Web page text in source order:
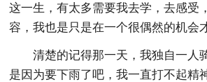
这一生，有太多需要我去学，去感受
容，我也是只是在一个很偶然的机会
清楚的记得那一天，我独自一人
是因为要下雨了吧，我一直打不起精